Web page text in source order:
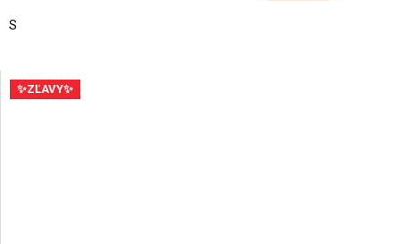
S
✨ZĽAVY✨